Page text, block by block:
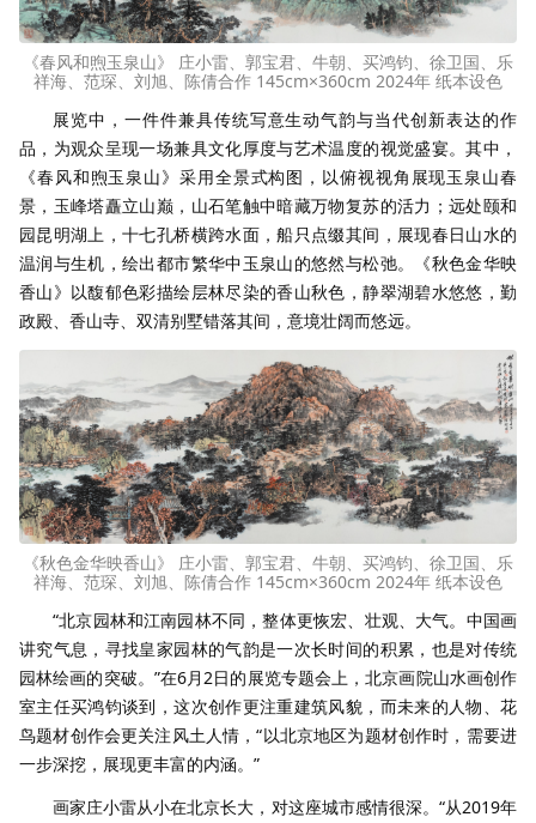
《春风和煦玉泉山》 庄小雷、郭宝君、牛朝、买鸿钧、徐卫国、乐
祥海、范琛、刘旭、陈倩合作 145cm×360cm 2024年 纸本设色
展览中，一件件兼具传统写意生动气韵与当代创新表达的作
品，为观众呈现一场兼具文化厚度与艺术温度的视觉盛宴。其中，
《春风和煦玉泉山》采用全景式构图，以俯视视角展现玉泉山春
景，玉峰塔矗立山巅，山石笔触中暗藏万物复苏的活力；远处颐和
园昆明湖上，十七孔桥横跨水面，船只点缀其间，展现春日山水的
温润与生机，绘出都市繁华中玉泉山的悠然与松弛。《秋色金华映
香山》以馥郁色彩描绘层林尽染的香山秋色，静翠湖碧水悠悠，勤
政殿、香山寺、双清别墅错落其间，意境壮阔而悠远。
《秋色金华映香山》 庄小雷、郭宝君、牛朝、买鸿钧、徐卫国、乐
祥海、范琛、刘旭、陈倩合作 145cm×360cm 2024年 纸本设色
“北京园林和江南园林不同，整体更恢宏、壮观、大气。中国画
讲究气息，寻找皇家园林的气韵是一次长时间的积累，也是对传统
园林绘画的突破。”在6月2日的展览专题会上，北京画院山水画创作
室主任买鸿钧谈到，这次创作更注重建筑风貌，而未来的人物、花
鸟题材创作会更关注风土人情，“以北京地区为题材创作时，需要进
一步深挖，展现更丰富的内涵。”
画家庄小雷从小在北京长大，对这座城市感情很深。“从2019年